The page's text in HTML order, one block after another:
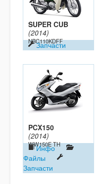
SUPER CUB
(2014)
NBC110KDFF
Запчасти
PCX150
(2014)
WW150E TH
Инфо
Файлы
Запчасти